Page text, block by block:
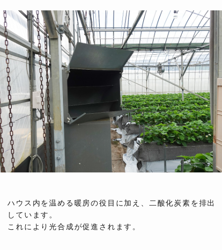
ハウス内を温める暖房の役目に加え、二酸化炭素を排出
しています。
これにより光合成が促進されます。